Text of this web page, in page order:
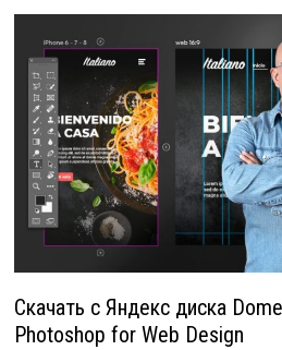
Скачать с Яндекс диска
Photoshop for Web Design